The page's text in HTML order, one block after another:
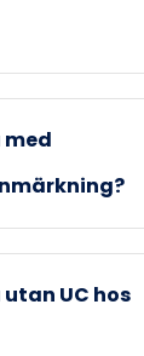
med
UC hos